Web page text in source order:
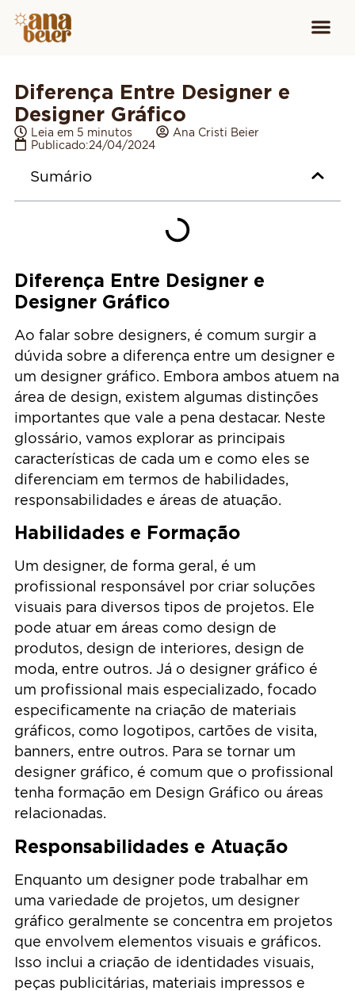
Diferença Entre Designer e
Designer Gráfico
Leia em 5 minutos
Ana Cristi Beier
Publicado:24/04/2024
Sumário
Diferença Entre Designer e
Designer Gráfico
Ao falar sobre designers, é comum surgir a
dúvida sobre a diferença entre um designer e
um designer gráfico. Embora ambos atuem na
área de design, existem algumas distinções
importantes que vale a pena destacar. Neste
glossário, vamos explorar as principais
características de cada um e como eles se
diferenciam em termos de habilidades,
responsabilidades e áreas de atuação.
Habilidades e Formação
Um designer, de forma geral, é um
profissional responsável por criar soluções
visuais para diversos tipos de projetos. Ele
pode atuar em áreas como design de
produtos, design de interiores, design de
moda, entre outros. Já o designer gráfico é
um profissional mais especializado, focado
especificamente na criação de materiais
gráficos, como logotipos, cartões de visita,
banners, entre outros. Para se tornar um
designer gráfico, é comum que o profissional
tenha formação em Design Gráfico ou áreas
relacionadas.
Responsabilidades e Atuação
Enquanto um designer pode trabalhar em
uma variedade de projetos, um designer
gráfico geralmente se concentra em projetos
que envolvem elementos visuais e gráficos.
Isso inclui a criação de identidades visuais,
peças publicitárias, materiais impressos e